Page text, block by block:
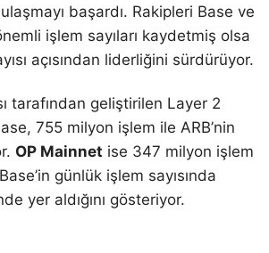
başardı. Rakipleri Base ve
işlem sayıları kaydetmiş olsa
açısından liderliğini sürdürüyor.
tarafından geliştirilen Layer 2
755 milyon işlem ile ARB’nin
OP Mainnet ise 347 milyon işlem
günlük işlem sayısında
yer aldığını gösteriyor.